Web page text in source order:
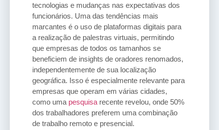
tecnologias e mudanças nas expectativas dos
funcionários. Uma das tendências mais
marcantes é o uso de plataformas digitais para
a realização de palestras virtuais, permitindo
que empresas de todos os tamanhos se
beneficiem de insights de oradores renomados,
independentemente de sua localização
geográfica. Isso é especialmente relevante para
empresas que operam em várias cidades,
como uma pesquisa recente revelou, onde 50%
dos trabalhadores preferem uma combinação
de trabalho remoto e presencial.